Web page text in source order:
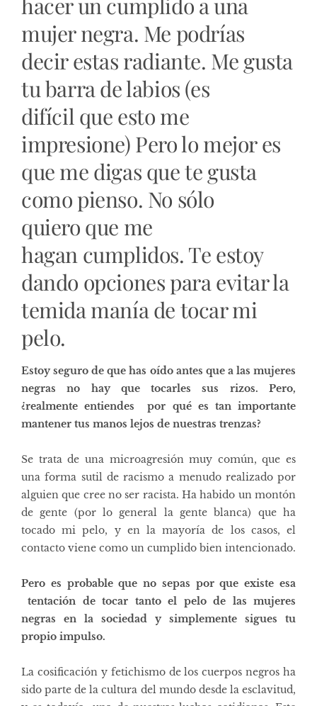
hacer un cumplido a una
mujer negra. Me podrías
decir estas radiante. Me gusta
tu barra de labios (es
difícil que esto me
impresione) Pero lo mejor es
que me digas que te gusta
como pienso. No sólo
quiero que me
hagan cumplidos. Te estoy
dando opciones para evitar la
temida manía de tocar mi
pelo.
Estoy seguro de que has oído antes que a las mujeres
negras no hay que tocarles sus rizos. Pero,
¿realmente entiendes por qué es tan importante
mantener tus manos lejos de nuestras trenzas?
Se trata de una microagresiónmuy común, que es
una forma sutil de racismo a menudo realizado por
alguien que cree no ser racista. Ha habido un montón
de gente (por lo general la gente blanca) que ha
tocado mi pelo, y en la mayoría de los casos, el
contacto viene como un cumplido bien intencionado.
Pero es probable que no sepas por que existe esa
tentación de tocar tanto el pelo de las mujeres
negras en la sociedad y simplemente sigues tu
propio impulso.
La cosificación y fetichismo de los cuerpos negros ha
sidoparte de la cultura del mundo desde la esclavitud,